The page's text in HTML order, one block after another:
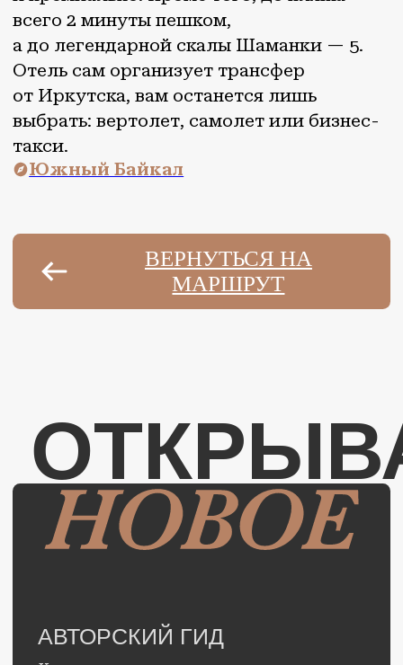
АВТОРСКИЙ ГИД
Культурно-гастрономические
маршруты по шести регионам
страны
ОТКРЫВАЙ